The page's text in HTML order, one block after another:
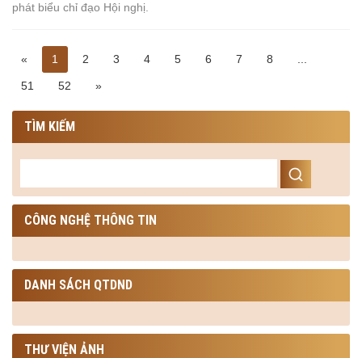
phát biểu chỉ đạo Hội nghị.
« 1 2 3 4 5 6 7 8
51 52 »
TÌM KIẾM
CÔNG NGHỆ THÔNG TIN
DANH SÁCH QTDND
THƯ VIỆN ẢNH